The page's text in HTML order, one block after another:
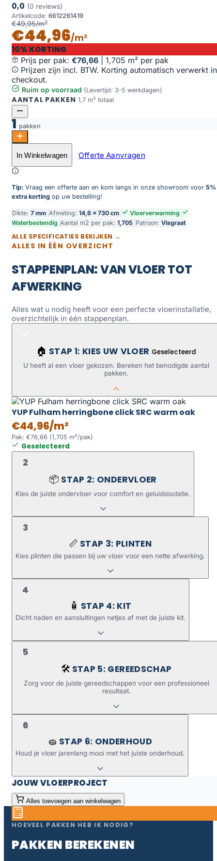
0,0 (0 reviews)
Artikelcode: 6612261419
€49,95/m²
€44,96/m²
10% KORTING
Prijs per pak: €76,66
1,705 m² per pak
Prijzen zijn incl. BTW. Korting automatisch verwerkt in
checkout.
Ruim op voorraad (Levertijd: 3-5 werkdagen)
AANTAL PAKKEN 1,7 m² totaal
1 pakken
YUP Fulham herringbone click SRC warm oak aantal
Toevoegen aan winkelwagen
In Winkelwagen Offerte Aanvragen
Tip: Vraag een offerte aan en kom langs in onze showroom voor 5%
extra korting op uw bestelling!
Dikte: 7 mm Afmeting: 14,6 × 730 cm
Vloerverwarming
Waterbestendig Aantal m2 per pak: 1,705 Patroon: Visgraat
ALLE SPECIFICATIES BEKIJKEN →
ALLES IN ÉÉN OVERZICHT
STAPPENPLAN: VAN VLOER TOT
AFWERKING
Alles wat u nodig heeft voor een perfecte vloerinstallatie,
overzichtelijk in één stappenplan.
🏠 STAP 1: KIES UW VLOER Geselecteerd
U heeft al een vloer gekozen. Bereken het benodigde aantal
pakken.
YUP Fulham herringbone click SRC warm oak
€44,96/m²
Pak: €76,66 (1,705 m²/pak)
Geselecteerd
2
📦 STAP 2: ONDERVLOER
Kies de juiste ondervloer voor comfort en geluidsisolatie.
3
📏 STAP 3: PLINTEN
Kies plinten die passen bij uw vloer voor een nette afwerking.
4
🧴 STAP 4: KIT
Dicht naden en aansluitingen netjes af met de juiste kit.
5
🛠️ STAP 5: GEREEDSCHAP
Zorg voor de juiste gereedschappen voor een professioneel
resultaat.
6
🧽 STAP 6: ONDERHOUD
Houd je vloer jarenlang mooi met het juiste onderhoud.
JOUW VLOERPROJECT
Alles toevoegen aan winkelwagen
HOEVEEL PAKKEN HEB IK NODIG?
PAKKEN BEREKENEN